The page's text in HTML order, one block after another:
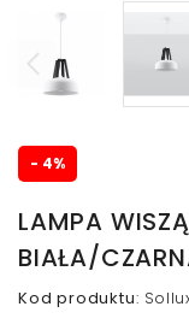
- 4%
LAMPA
BIAŁA/
Kod produktu: